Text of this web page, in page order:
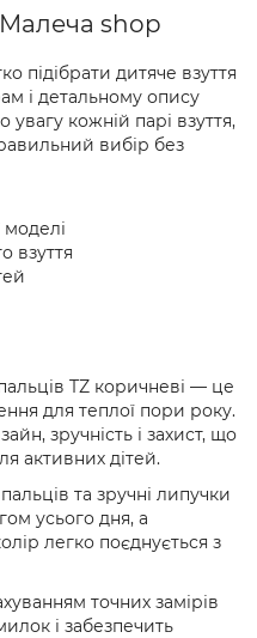
shop
підібрати дитяче взуття
і детальному опису
кожній парі взуття,
вибір без
взуття
TZ коричневі — це
для теплої пори року.
зручність і захист, що
активних дітей.
та зручні липучки
усього дня, а
легко поєднується з
точних замірів
і забезпечить